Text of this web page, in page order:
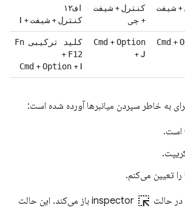
+ شیفت کنترل+ شیفت
+ جی
اف۱۲
کنترل+ شیفت+
I
Cmd +
Cmd +Option
+J
کلید ترکیبی Fn
+ F12
Cmd +Option + I
به خاطر سپردن میانبرها آورده شده است:
تعیین می‌کنم.
در حالت ink_selection
inspector باز می‌کند. این حالت